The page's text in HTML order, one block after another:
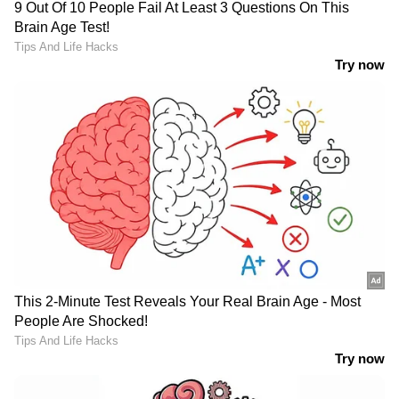
പയ്യന്നൂർ ഡിവൈഎസ്പിയുടെ നേതൃത്വത്തിൽ
15 അംഗ സംഘത്തിനാണ് അന്വേഷണ ചുമതല.
പയ്യന്നൂരിലേക്ക് കൈമാറിയിരുന്നു. വ്യാഴാഴ്ച്ച
പുലർച്ചെയാണ് കുമാർ ജലിന്ദർ നിഗവും
കുടുംബവും സഞ്ചരിച്ച കാർ പയ്യന്നൂർ എടാട്ട്
വച്ച് ആക്രമിക്കപ്പെട്ടത്. രാവിലെ പിലാത്തറയിൽ
ആർടിഒ ഓഫീസിൽ
ബിജെപിയോട് കടുപ്പിച്ച്
ചന്ദ്രബാബു നായിഡു; ഒറ്റ
സീറ്റും ന‍ൽകിയില്ല,
രാജ്യസഭാ
തെരഞ്ഞെടുപ്പിൽ‌
എൻഡിഎ സീറ്റ് വിഭജനം
പൂർത്തിയായി
പല നിറത്തിലുള്ള
അടപ്പുകളുള്ള ചെറിയ
കുപ്പികൾ 179 എണ്ണം,
എല്ലാത്തിലും രണ്ട് ഗ്രാം
വീതം ഹാഷിഷ് ഓയിൽ;
ഓപ്പറേഷൻ തൂഫാനിൽ
ഒരു അറസ്റ്റ് കൂടി